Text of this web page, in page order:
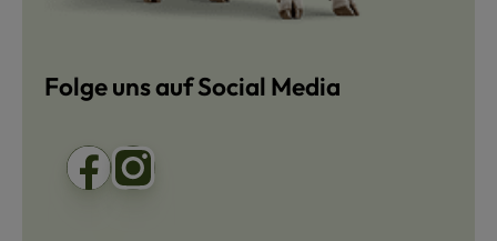
Folge uns auf Social Media